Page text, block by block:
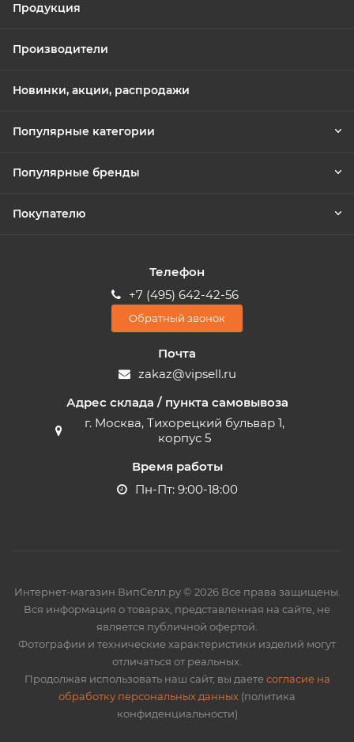
Продукция
Производители
Новинки, акции, распродажи
Популярные категории
Популярные бренды
Покупателю
Телефон
+7 (495) 642-42-56
Обратный звонок
Почта
zakaz@vipsell.ru
Адрес склада / пункта самовывоза
г. Москва, Тихорецкий бульвар 1,
корпус 5
Время работы
Пн-Пт: 9:00-18:00
Интернет-магазин ВипСелл.ру © 2026 Все права защищены.
Вся информация о товарах, представленная на сайте, не
является публичной офертой.
Фотографии и технические характеристики изделий могут
отличаться от реальных.
Продолжая использовать наш сайт, вы даетесогласие на
обработку персональных данных (политика
конфиденциальности)